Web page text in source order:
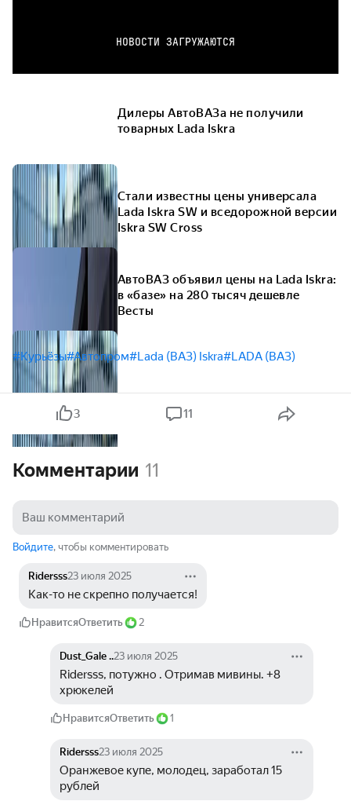
НОВОСТИ ЗАГРУЖАЮТСЯ
Дилеры АвтоВАЗа не получили
товарных Lada Iskra
Стали известны цены универсала
Lada Iskra SW и вседорожной версии
Iskra SW Cross
АвтоВАЗ объявил цены на Lada Iskra:
в «базе» на 280 тысяч дешевле
Весты
#Курьёзы#Автопром#Lada (ВАЗ) Iskra#LADA (ВАЗ)
3 11
Комментарии 11
Войдите, чтобы комментировать
Ridersss23 июля 2025
Как-то не скрепно получается!
НравитсяОтветить 2
Dust_Gale ..23 июля 2025
Ridersss, потужно . Отримав мивины. +8
хрюкелей
НравитсяОтветить 1
Ridersss23 июля 2025
Оранжевое купе, молодец, заработал 15
рублей